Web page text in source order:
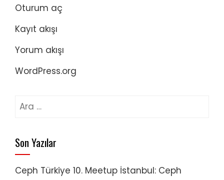
Oturum aç
Kayıt akışı
Yorum akışı
WordPress.org
Arama:
Son Yazılar
Ceph Türkiye 10. Meetup İstanbul: Ceph